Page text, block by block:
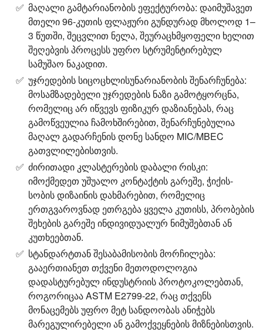
მაღალი გამტარიანობის ეფექტურობა: დაიმუშავეთ
მთელი 96-კუთის ფლაჟური გუნდურად მხოლოდ 1–
3 წუთში, შეცვლით ნელა, შეურაცხმყოფელი ხელით
შეღებვის პროცესს უფრო სტრუმენტირებულ
სამუშაო ნაკადით.
უჯრედების სიცოცხლისუნარიანობის შენარჩუნება:
მოსამზადებელი უჯრედების ნაზი გამოტყორცნა,
რომელიც არ იწვევს ფიზიკურ დაზიანებას, რაც
გამოწვეულია ჩამოხშირებით, შენარჩუნებულია
მაღალ გადარჩენის დონე სანდო MIC/MBEC
გათვლილებისთვის.
ძირითადი კლასტერების დაბალი რისკი:
იმოქმედეთ უშუალო კონტაქტის გარეშე, ჭიქის-
სობის დიზაინის დახმარებით, რომელიც
ერთგვაროვნად ეთრგება ყველა კუთისს, პრობების
შეხების გარეშე ინდივიდუალურ ნიმუშებთან ან
კუთხეებთან.
სტანდარტთან შესაბამისობის მორჩილება:
გააერთიანეთ თქვენი მეთოდოლოგია
დადასტურებულ ინდუსტრიის პროტოკოლებთან,
როგორიცაა ASTM E2799-22, რაც თქვენს
მონაცემებს უფრო მეტ სანდოობას ანიჭებს
მარეგულირებელი ან გამოქვეყნების მიზნებისთვის.